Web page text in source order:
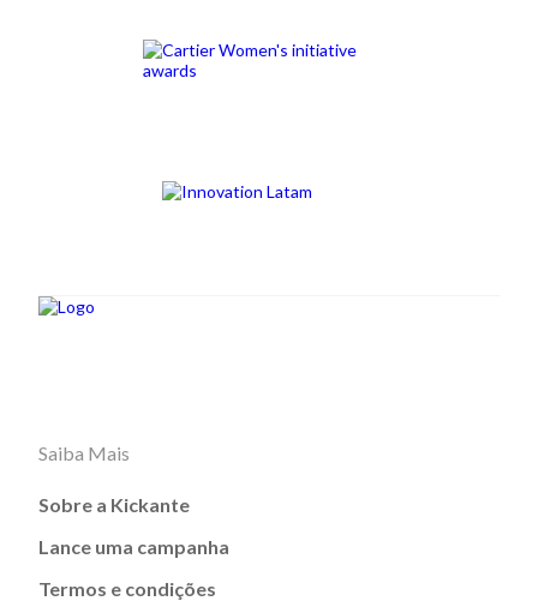
Saiba Mais
Sobre a Kickante
Lance uma campanha
Termos e condições